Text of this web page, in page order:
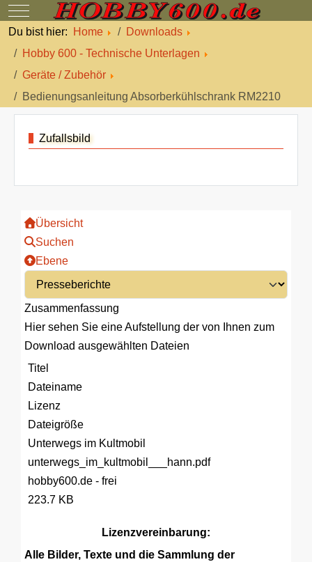
Mobile Menu Toggle
Du bist hier:
Home
Downloads
Hobby 600 - Technische Unterlagen
Geräte / Zubehör
Bedienungsanleitung Absorberkühlschrank RM2210
Zufallsbild
Übersicht
Suchen
Ebene
Zusammenfassung
Hier sehen Sie eine Aufstellung der von Ihnen zum
Download ausgewählten Dateien
Titel
Dateiname
Lizenz
Dateigröße
Unterwegs im Kultmobil
unterwegs_im_kultmobil___hann.pdf
hobby600.de - frei
223.7 KB
Lizenzvereinbarung:
Alle Bilder, Texte und die Sammlung der